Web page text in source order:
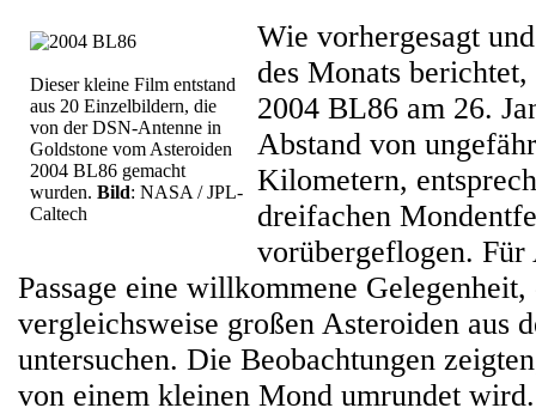
Dieser kleine Film entstand
aus 20 Einzelbildern, die
von der DSN-Antenne in
Goldstone vom Asteroiden
2004 BL86 gemacht
wurden. Bild: NASA / JPL-
Caltech
Wie vorhergesagt
des Monats
2004 BL86 am 26.
Abstand von
Kilometern,
dreifachen
vorübergeflogen.
Passage eine willkommene Gelegenheit,
vergleichsweise großen Asteroiden aus
untersuchen. Die Beobachtungen
von einem kleinen Mond umrundet wird.